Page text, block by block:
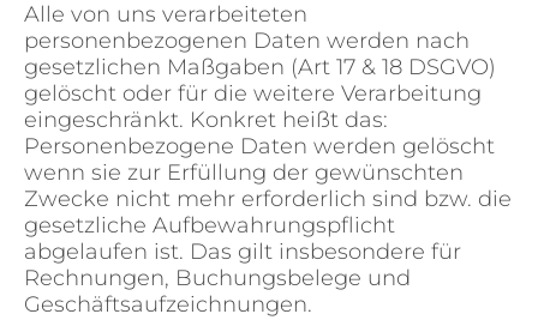
Alle von uns verarbeiteten
personenbezogenen Daten werden nach
gesetzlichen Maßgaben (Art 17 & 18 DSGVO)
gelöscht oder für die weitere Verarbeitung
eingeschränkt. Konkret heißt das:
Personenbezogene Daten werden gelöscht
wenn sie zur Erfüllung der gewünschten
Zwecke nicht mehr erforderlich sind bzw. die
gesetzliche Aufbewahrungspflicht
abgelaufen ist. Das gilt insbesondere für
Rechnungen, Buchungsbelege und
Geschäftsaufzeichnungen.